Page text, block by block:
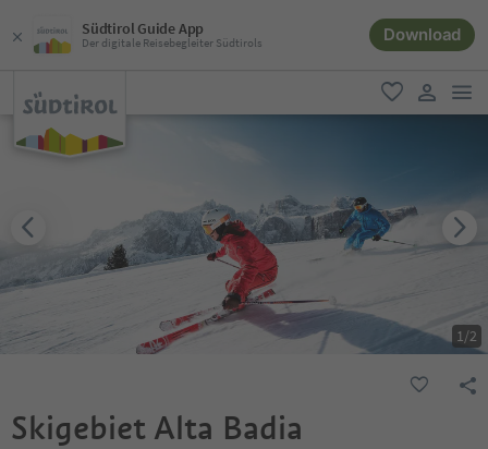
Südtirol Guide App
Der digitale Reisebegleiter Südtirols Download
favorit
user link
1/2
Skigebiet Alta Badia